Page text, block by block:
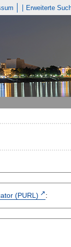
Erweiterte
(PURL) :